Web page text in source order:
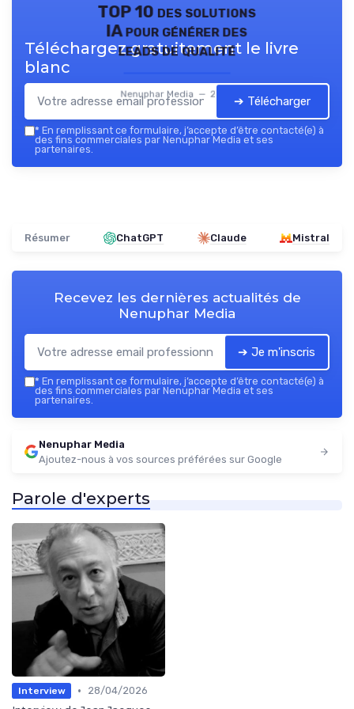
TOP 10 des solutions
IA pour générer des
leads de qualité
Nenuphar Media — 2026
Téléchargez gratuitement le livre
blanc
➔ Télécharger
* En remplissant ce formulaire, j’accepte d’être contacté(e) à
des fins commerciales par Nenuphar Media et ses
partenaires.
Résumer ChatGPT Claude Mistral
Recevez les dernières actualités de
Nenuphar Media
➔ Je m'inscris
* En remplissant ce formulaire, j’accepte d’être contacté(e) à
des fins commerciales par Nenuphar Media et ses
partenaires.
Nenuphar Media
Ajoutez-nous à vos sources préférées sur Google
Parole d'experts
Interview •
28/04/2026